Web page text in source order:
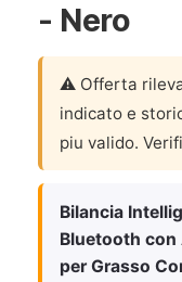
- Nero
⚠️ Offerta
indicato e
piu valido.
Bilancia
Bluetooth con
per Grasso